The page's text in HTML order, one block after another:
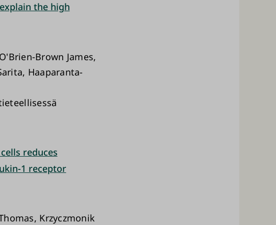
the high
Brown James,
Haaparanta-
reduces
1 receptor
Krzyczmonik